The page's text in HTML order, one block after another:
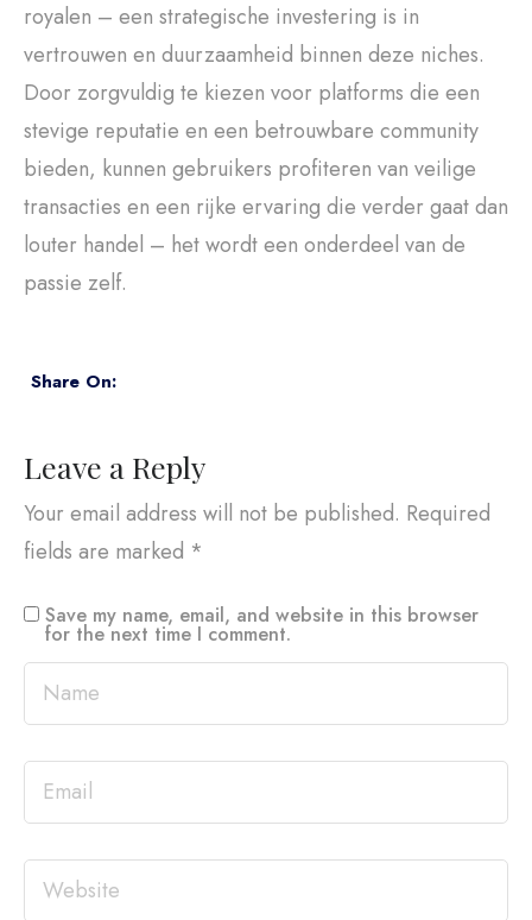
royalen – een strategische investering is in
vertrouwen en duurzaamheid binnen deze niches.
Door zorgvuldig te kiezen voor platforms die een
stevige reputatie en een betrouwbare community
bieden, kunnen gebruikers profiteren van veilige
transacties en een rijke ervaring die verder gaat dan
louter handel – het wordt een onderdeel van de
passie zelf.
Share On:
Leave a Reply
Your email address will not be published. Required
fields are marked *
Save my name, email, and website in this browser
for the next time I comment.